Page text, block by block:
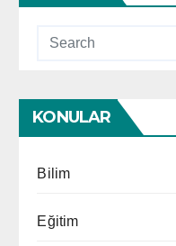
KONULAR
Bilim
Eğitim